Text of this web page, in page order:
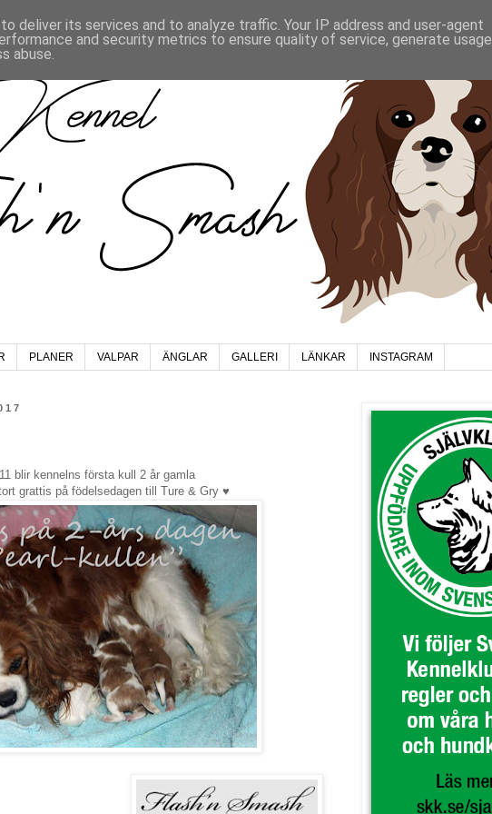
PLANER VALPAR ÄNGLAR GALLERI LÄNKAR INSTAGRAM
blir kennelns första kull 2 år gamla
grattis på födelsedagen till Ture & Gry ♥
deliver its services and to analyze traffic. Your IP address and user-agent
and security metrics to ensure quality of service, generate usage
abuse.